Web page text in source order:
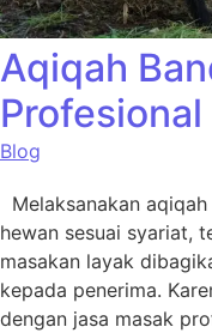
Aqiqah
Profesional
Blog
Melaksanakan
hewan sesuai syariat,
masakan layak
kepada penerima.
dengan jasa masak